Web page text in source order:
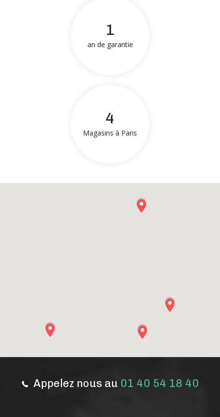
1
an de garantie
4
Magasins à Paris
Appelez nous au 01 40 54 18 40